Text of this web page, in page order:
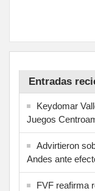
Entradas
Keydomar
Juegos
Advirtieron
Andes ante
FVF reafirma